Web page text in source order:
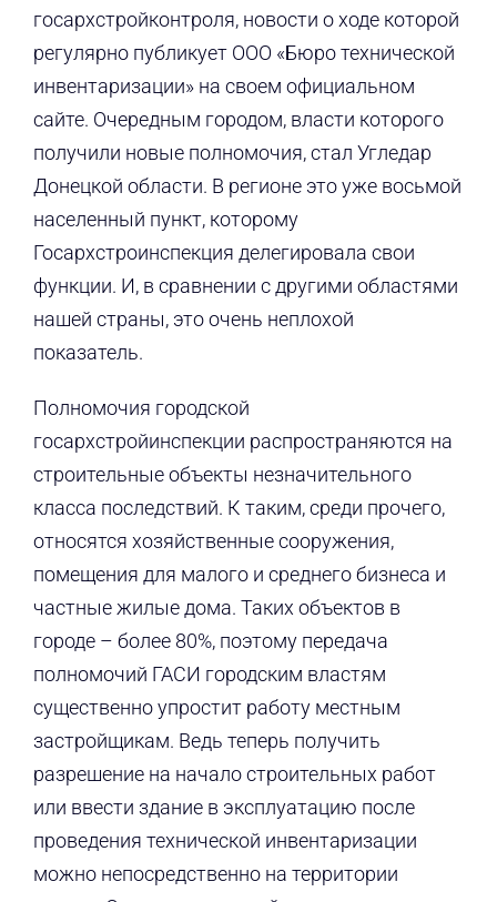
госархстройконтроля, новости о ходе которой
регулярно публикует ООО «Бюро технической
инвентаризации» на своем официальном
сайте. Очередным городом, власти которого
получили новые полномочия, стал Угледар
Донецкой области. В регионе это уже восьмой
населенный пункт, которому
Госархстроинспекция делегировала свои
функции. И, в сравнении с другими областями
нашей страны, это очень неплохой
показатель.
Полномочия городской
госархстройинспекции распространяются на
строительные объекты незначительного
класса последствий. К таким, среди прочего,
относятся хозяйственные сооружения,
помещения для малого и среднего бизнеса и
частные жилые дома. Таких объектов в
городе – более 80%, поэтому передача
полномочий ГАСИ городским властям
существенно упростит работу местным
застройщикам. Ведь теперь получить
разрешение на начало строительных работ
или ввести здание в эксплуатацию после
проведения технической инвентаризации
можно непосредственно на территории